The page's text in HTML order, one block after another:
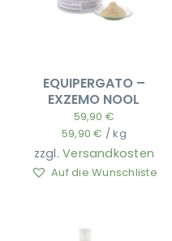
EQUIPERGATO –
EXZEMO NOOL
59,90 €
59,90€ /kg
zzgl.Versandkosten
Auf die Wunschliste